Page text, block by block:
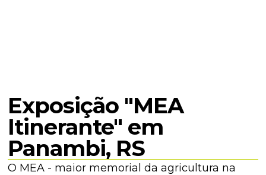
Exposição "MEA
Itinerante" em
Panambi, RS
O MEA - maior memorial da agricultura na